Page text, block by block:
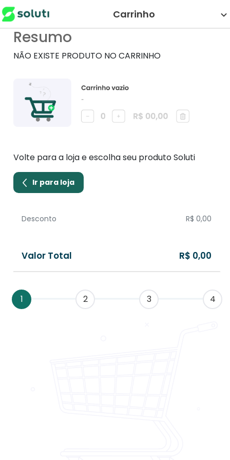
Carrinho
Resumo
NÃO EXISTE PRODUTO NO CARRINHO
Volte para a loja e escolha seu produto Soluti
Ir para loja
Desconto R$ 0,00
Valor Total R$ 0,00
1 2 3 4